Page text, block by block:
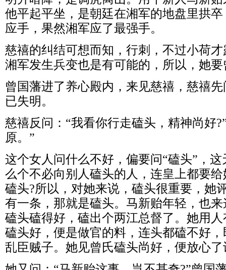
他平起平坐，是朝廷在湘军的地盘里拱
应手，果然湘军应了最强手。
慈禧的纠结可想而知，行刺，不过小荷
湘军发生兵变也是有可能的，所以，她
曾国藩进了养心殿内，来见慈禧，慈禧
已失明。
慈禧反问：“我看你行走磕头，精神尚好
原。”
这个女人问什么不好，偏要问“磕头”，
么个不必向别人磕头的人，连皇上都要
磕头?所以，对她来说，磕头很重要，她
有一条，那就是磕头。马新贻年轻，也
磕头磕得好，磕出个两江总督了。她用
磕头好，便是做官的料，连头都磕不好
乱臣贼子。她见曾氏磕头尚好，便放心了